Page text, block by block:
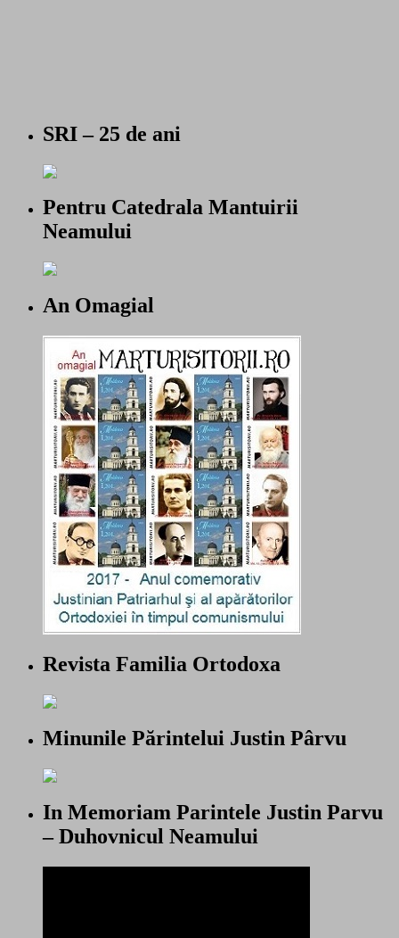
SRI – 25 de ani
Pentru Catedrala Mantuirii
Neamului
An Omagial
Revista Familia Ortodoxa
Minunile Părintelui Justin Pârvu
In Memoriam Parintele Justin Parvu
– Duhovnicul Neamului